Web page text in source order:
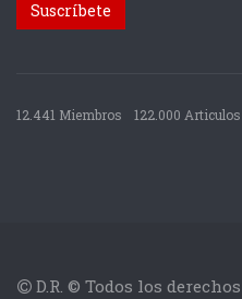
12.441 Miembros 122.000 Articulos
D.R. © Todos los